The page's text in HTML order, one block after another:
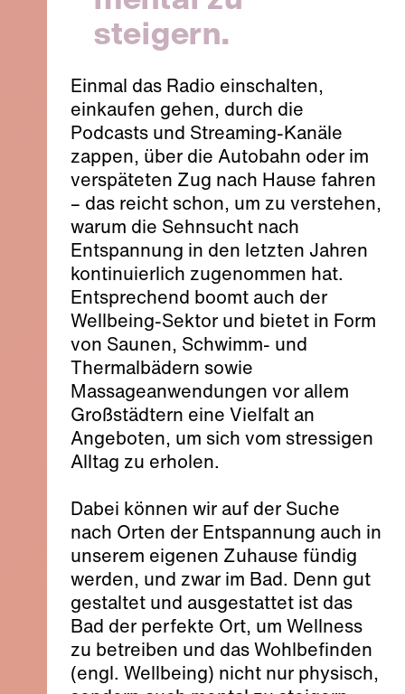
steigern.
Einmal das Radio einschalten,
einkaufen gehen, durch die
Podcasts und Streaming-Kanäle
zappen, über die Autobahn oder im
verspäteten Zug nach Hause fahren
– das reicht schon, um zu verstehen,
warum die Sehnsucht nach
Entspannung in den letzten Jahren
kontinuierlich zugenommen hat.
Entsprechend boomt auch der
Wellbeing-Sektor und bietet in Form
von Saunen, Schwimm- und
Thermalbädern sowie
Massageanwendungen vor allem
Großstädtern eine Vielfalt an
Angeboten, um sich vom stressigen
Alltag zu erholen.
Dabei können wir auf der Suche
nach Orten der Entspannung auch in
unserem eigenen Zuhause fündig
werden, und zwar im Bad. Denn gut
gestaltet und ausgestattet ist das
Bad der perfekte Ort, um Wellness
zu betreiben und das Wohlbefinden
(engl. Wellbeing) nicht nur physisch,